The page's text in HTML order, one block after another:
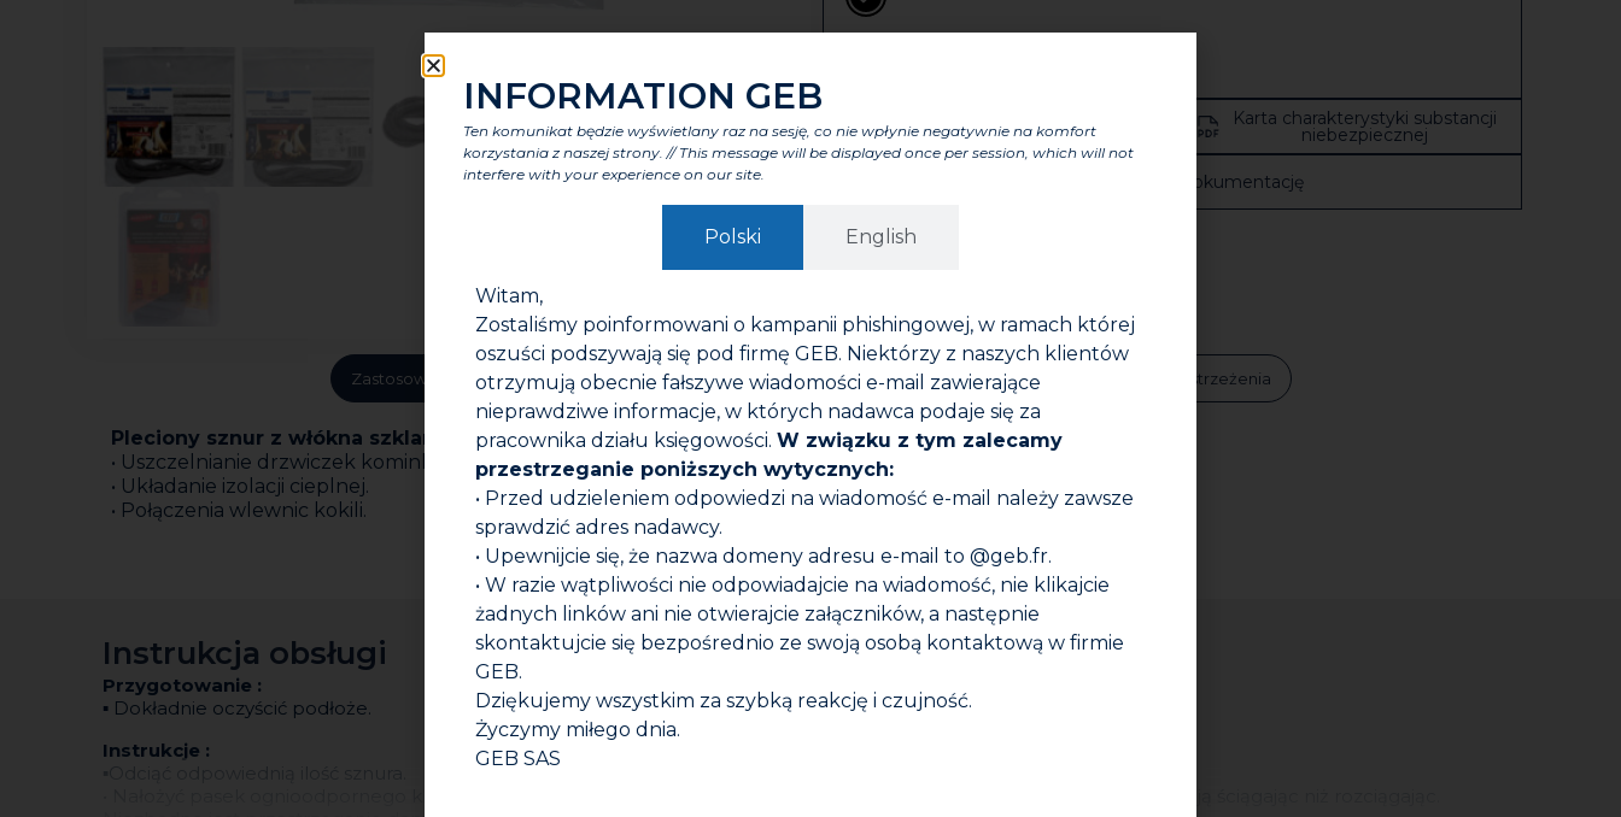
Karta techniczna Karta charakterystyki substancji
niebezpiecznej
Zobacz całą dokumentację
Zastosowanie Zalety Cechy charakterystyczne Komponenty Etykiety i certyfikaty Ostrzeżenia
Pleciony sznur z włókna szklanego do izolacji termicznej.
• Uszczelnianie drzwiczek kominkowych i paleniskowych.
• Układanie izolacji cieplnej.
• Połączenia wlewnic kokili.
Instrukcja obsługi
Przygotowanie :
▪ Dokładnie oczyścić podłoże.
Instrukcje :
INFORMATION GEB
Ten komunikat będzie wyświetlany raz na sesję, co nie wpłynie negatywnie na komfort
korzystania z naszej strony. // This message will be displayed once per session, which will not
interfere with your experience on our site.
Polski English
Witam,
Zostaliśmy poinformowani o kampanii phishingowej, w ramach której
oszuści podszywają się pod firmę GEB. Niektórzy z naszych klientów
otrzymują obecnie fałszywe wiadomości e-mail zawierające
nieprawdziwe informacje, w których nadawca podaje się za
pracownika działu księgowości. W związku z tym zalecamy
przestrzeganie poniższych wytycznych:
• Przed udzieleniem odpowiedzi na wiadomość e-mail należy zawsze
sprawdzić adres nadawcy.
• Upewnijcie się, że nazwa domeny adresu e-mail to @geb.fr.
• W razie wątpliwości nie odpowiadajcie na wiadomość, nie klikajcie
żadnych linków ani nie otwierajcie załączników, a następnie
skontaktujcie się bezpośrednio ze swoją osobą kontaktową w firmie
GEB.
Dziękujemy wszystkim za szybką reakcję i czujność.
Życzymy miłego dnia.
GEB SAS